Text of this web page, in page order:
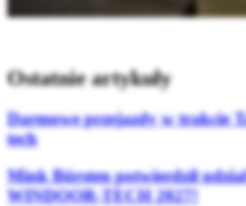
Ostatnie artykuły
Darmowe przejazdy w trakcie
tech
Mink Bürsten potwierdził
WINDOOR-TECH 2027!